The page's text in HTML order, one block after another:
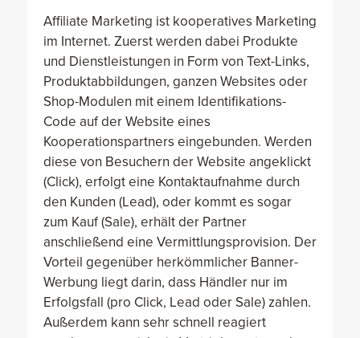
Affiliate Marketing ist kooperatives Marketing
im Internet. Zuerst werden dabei Produkte
und Dienstleistungen in Form von Text-Links,
Produktabbildungen, ganzen Websites oder
Shop-Modulen mit einem Identifikations-
Code auf der Website eines
Kooperationspartners eingebunden. Werden
diese von Besuchern der Website angeklickt
(Click), erfolgt eine Kontaktaufnahme durch
den Kunden (Lead), oder kommt es sogar
zum Kauf (Sale), erhält der Partner
anschließend eine Vermittlungsprovision. Der
Vorteil gegenüber herkömmlicher Banner-
Werbung liegt darin, dass Händler nur im
Erfolgsfall (pro Click, Lead oder Sale) zahlen.
Außerdem kann sehr schnell reagiert